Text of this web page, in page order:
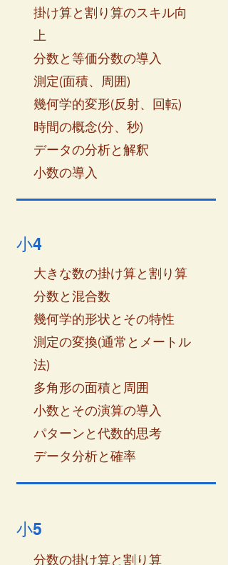
掛け算と割り算のスキル向
上
分数と等価分数の導入
測定(面積、周囲)
幾何学的変形(反射、回転)
時間の概念(分、秒)
データの分析と解釈
小数の導入
小4
大きな数の掛け算と割り算
分数と混合数
幾何学的形状とその特性
測定の変換(通常とメートル
法)
多角形の面積と周囲
小数とその演算の導入
パターンと代数的思考
データ分析と確率
小5
分数の掛け算と割り算